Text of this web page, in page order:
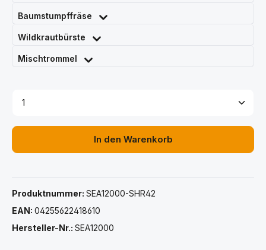
Baumstumpffräse
Wildkrautbürste
Mischtrommel
Produkt Anzahl: Gib den gewünschten Wert ein
In den Warenkorb
Produktnummer: SEA12000-SHR42
EAN: 04255622418610
Hersteller-Nr.: SEA12000